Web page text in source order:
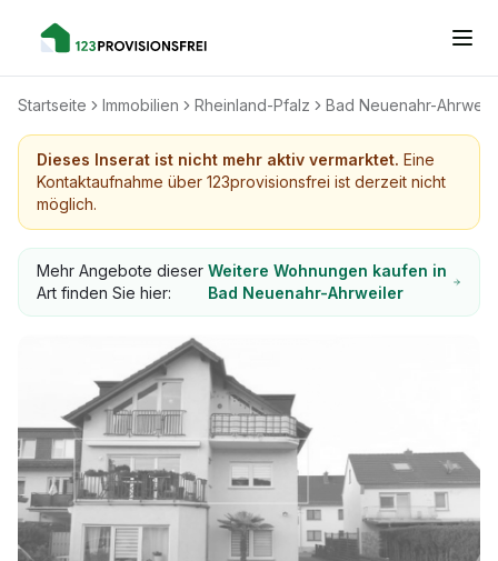
Startseite Immobilien Rheinland-Pfalz Bad Neuenahr-
Dieses Inserat ist nicht mehr aktiv vermarktet. Eine
Kontaktaufnahme über 123provisionsfrei ist derzeit nicht
möglich.
Mehr Angebote dieser
Art finden Sie hier:
Weitere Wohnungen kaufen in
Bad Neuenahr-Ahrweiler